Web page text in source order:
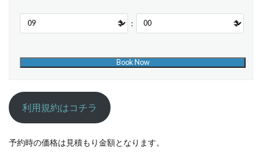
:
利用規約はコチラ
予約時の価格は見積もり金額となります。